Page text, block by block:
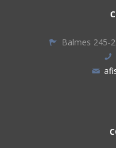
Balmes 245-